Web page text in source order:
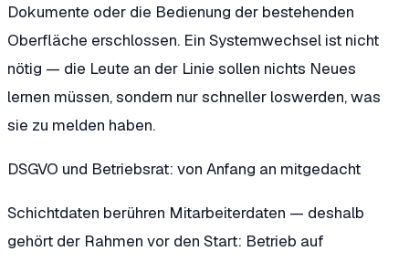
Dokumente oder die Bedienung der bestehenden
Oberfläche erschlossen. Ein Systemwechsel ist nicht
nötig — die Leute an der Linie sollen nichts Neues
lernen müssen, sondern nur schneller loswerden, was
sie zu melden haben.
DSGVO und Betriebsrat: von Anfang an mitgedacht
Schichtdaten berühren Mitarbeiterdaten — deshalb
gehört der Rahmen vor den Start: Betrieb auf